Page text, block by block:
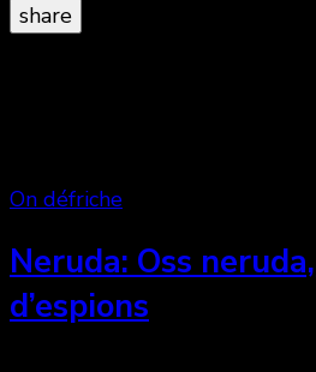
share
On défriche
Neruda: Oss
d’espions